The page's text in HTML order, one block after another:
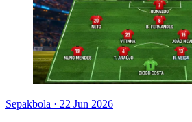
Sepakbola · 22 Jun 2026